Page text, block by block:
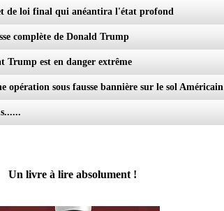
de loi final qui anéantira l'état profond
complète de Donald Trump
Trump est en danger extrême
opération sous fausse bannière sur le sol Américain
Un livre à lire absolument !